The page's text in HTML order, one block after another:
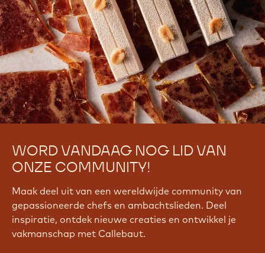
WORD VANDAAG NOG LID VAN
ONZE COMMUNITY!
Maak deel uit van een wereldwijde community van
gepassioneerde chefs en ambachtslieden. Deel
inspiratie, ontdek nieuwe creaties en ontwikkel je
vakmanschap met Callebaut.